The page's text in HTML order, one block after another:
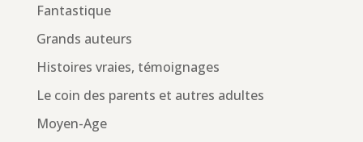
Fantastique
Grands auteurs
Histoires vraies, témoignages
Le coin des parents et autres adultes
Moyen-Age